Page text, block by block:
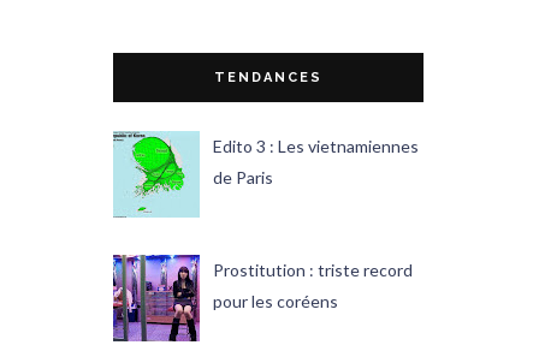
TENDANCES
Edito 3 : Les vietnamiennes
de Paris
Prostitution : triste record
pour les coréens